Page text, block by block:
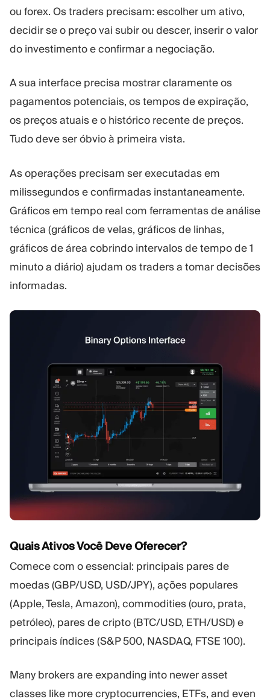
ou forex. Os traders precisam: escolher um ativo,
decidir se o preço vai subir ou descer, inserir o valor
do investimento e confirmar a negociação.
A sua interface precisa mostrar claramente os
pagamentos potenciais, os tempos de expiração,
os preços atuais e o histórico recente de preços.
Tudo deve ser óbvio à primeira vista.
As operações precisam ser executadas em
milissegundos e confirmadas instantaneamente.
Gráficos em tempo real com ferramentas de análise
técnica (gráficos de velas, gráficos de linhas,
gráficos de área cobrindo intervalos de tempo de 1
minuto a diário) ajudam os traders a tomar decisões
informadas.
Quais Ativos Você Deve Oferecer?
Comece com o essencial: principais pares de
moedas (GBP/USD, USD/JPY), ações populares
(Apple, Tesla, Amazon), commodities (ouro, prata,
petróleo), pares de cripto (BTC/USD, ETH/USD) e
principais índices (S&P 500, NASDAQ, FTSE 100).
Many brokers are expanding into newer asset
classes like more cryptocurrencies, ETFs, and even